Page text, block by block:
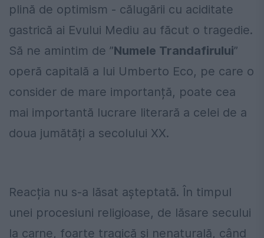
plină de optimism - călugării cu aciditate
gastrică ai Evului Mediu au făcut o tragedie.
Să ne amintim de ”Numele Trandafirului”
operă capitală a lui Umberto Eco, pe care o
consider de mare importanță, poate cea
mai importantă lucrare literară a celei de a
doua jumătăți a secolului XX.
Reacția nu s-a lăsat așteptată. În timpul
unei procesiuni religioase, de lăsare secului
la carne, foarte tragică și nenaturală, când